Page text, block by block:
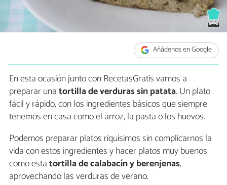
Añádenos en Google
En esta ocasión junto con RecetasGratis vamos a
preparar unatortilla de verduras sin patata. Un plato
fácil y rápido, con los ingredientes básicos que siempre
tenemos en casa como el arroz, la pasta o los huevos.
Podemos preparar platos riquísimos sin complicarnos la
vida con estos ingredientes y hacer platos muy buenos
como estatortilla de calabacín y berenjenas,
aprovechando las verduras de verano.